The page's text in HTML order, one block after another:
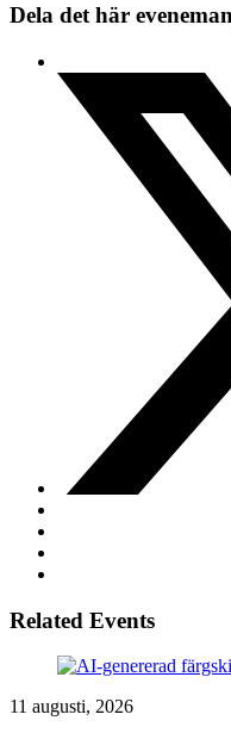
Dela det här
Related Events
11 augusti, 2026